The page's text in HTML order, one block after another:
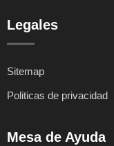
Legales
Sitemap
Politicas de privacidad
Mesa de Ayuda